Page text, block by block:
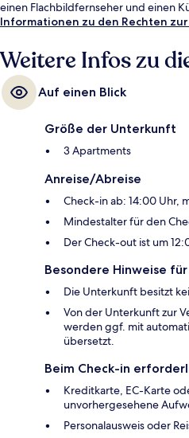
einen Flachbildfernseher und einen
Informationen zu den Rechten
Weitere Infos zu
Auf einen Blick
Größe der Unterkunft
3 Apartments
Anreise/Abreise
Check-in ab: 14:00 Uhr,
Mindestalter für den
Der Check-out ist um
Besondere Hinweise
Die Unterkunft besitzt
Von der Unterkunft zur
werden ggf. mit
übersetzt.
Beim Check-in
Kreditkarte, EC-Karte
unvorhergesehene
Personalausweis oder